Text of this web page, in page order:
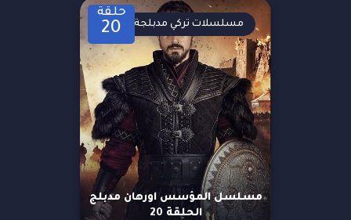
حلقة
20
مسلسل المؤسس اورهان مدبلج
الحلقة 20
مسلسلات تركي مدبلجة